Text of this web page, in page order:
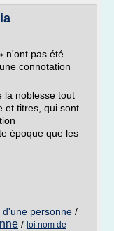
n'ont pas été
connotation
la noblesse tout
et titres, qui sont
époque que les
personne /
/ loi nom de